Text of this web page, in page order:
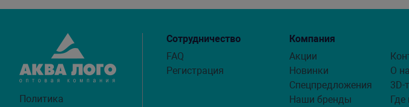
Политика
Сотрудничество
FAQ
Регистрация
Компания
Акции
Новинки
Спецпредложения
Наши бренды
О
3D-
Где